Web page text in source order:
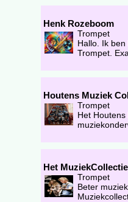
Henk Rozeboom
Trompet
Hallo. Ik
Trompet.
Houtens Muziek
Trompet
Het
Het
Trompet
Beter